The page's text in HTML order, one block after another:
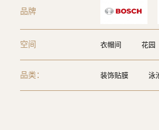
品牌
空间 衣帽间 花园
品类： 装饰贴膜 泳